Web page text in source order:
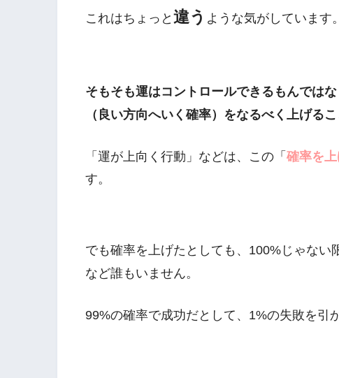
これはちょっと 違う ような気がしています。
そもそも運はコントロールできるもんでは
（良い方向へいく確率）をなるべく上げるこ
「運が上向く行動」などは、この「 確率を
す。
でも確率を上げたとしても、100%じゃな
など誰もいません。
99%の確率で成功だとして、1%の失敗を引